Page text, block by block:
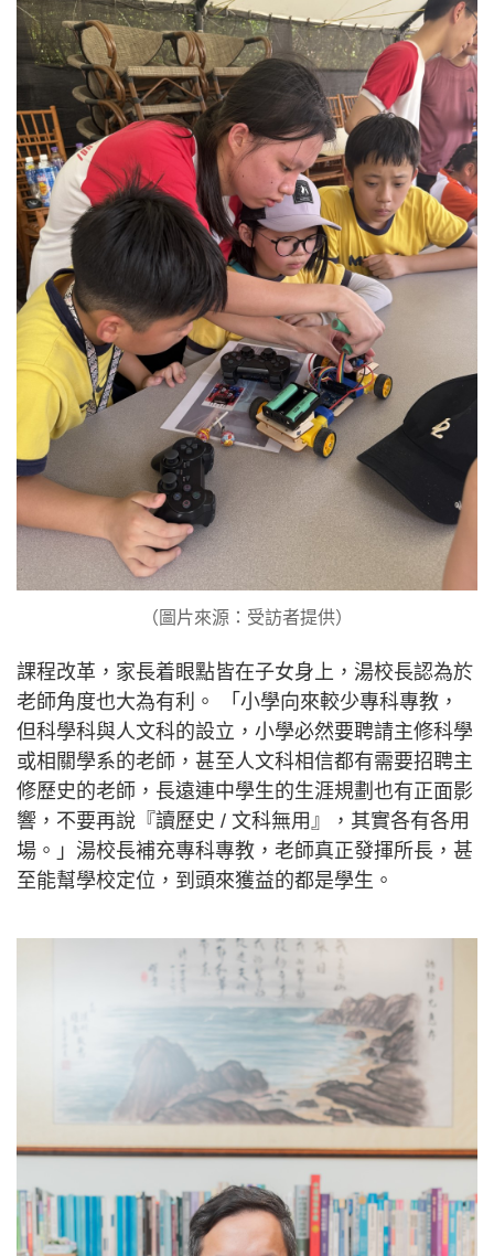
（圖片來源：受訪者提供）
課程改革，家長着眼點皆在子女身上，湯校長認為於
老師角度也大為有利。 「小學向來較少專科專教，
但科學科與人文科的設立，小學必然要聘請主修科學
或相關學系的老師，甚至人文科相信都有需要招聘主
修歷史的老師，長遠連中學生的生涯規劃也有正面影
響，不要再說『讀歷史 / 文科無用』，其實各有各用
場。」湯校長補充專科專教，老師真正發揮所長，甚
至能幫學校定位，到頭來獲益的都是學生。